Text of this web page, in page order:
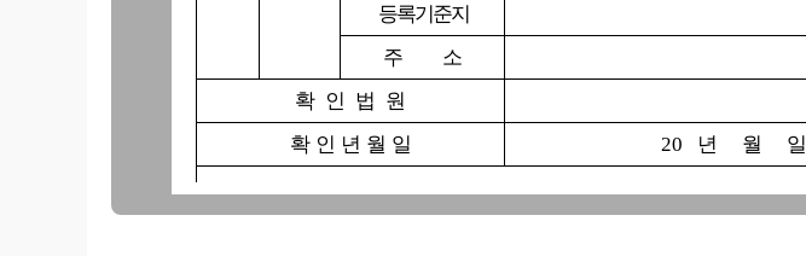
등 록 기 준 지
주 소
확 인 법 원
확 인 년 월 일
20 년 월 일